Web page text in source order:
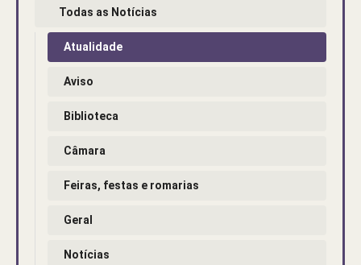
Todas as Notícias
Atualidade
Aviso
Biblioteca
Câmara
Feiras, festas e romarias
Geral
Notícias